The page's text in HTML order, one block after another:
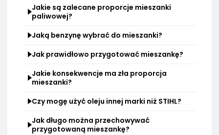
Jakie są zalecane proporcje mieszanki
paliwowej?
Jaką benzynę wybrać do mieszanki?
Jak prawidłowo przygotować mieszankę?
Jakie konsekwencje ma zła proporcja
mieszanki?
Czy mogę użyć oleju innej marki niż STIHL?
Jak długo można przechowywać
przygotowaną mieszankę?